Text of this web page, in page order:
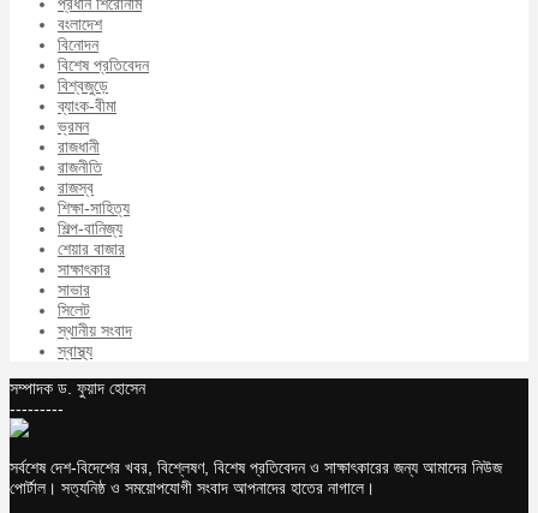
বংলাদেশ
বিনোদন
বিশেষ প্রতিবেদন
বিশ্বজুড়ে
ব্যাংক-বীমা
ভ্রমন
রাজধানী
রাজনীতি
রাজস্ব
শিক্ষা-সাহিত্য
শিল্প-বানিজ্য
শেয়ার বাজার
সাক্ষাৎকার
সাভার
সিলেট
স্থানীয় সংবাদ
স্বাস্থ্য
সম্পাদক ড. ফুয়াদ হোসেন
---------
সর্বশেষ দেশ-বিদেশের খবর, বিশ্লেষণ, বিশেষ প্রতিবেদন ও সাক্ষাৎকারের জন্য আমাদের নিউজ
পোর্টাল। সত্যনিষ্ঠ ও সময়োপযোগী সংবাদ আপনাদের হাতের নাগালে।